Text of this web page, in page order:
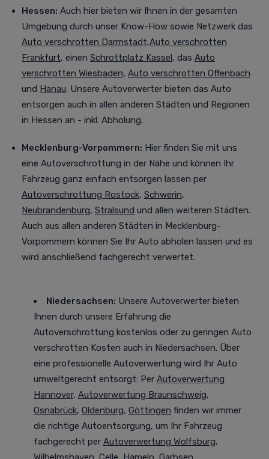
Hessen: Auch hier bieten wir Ihnen in der gesamten
Umgebung durch unser Know-How sowie Netzwerk das
Auto verschrotten Darmstadt,Auto verschrotten
Frankfurt, einen Schrottplatz Kassel, das Auto
verschrotten Wiesbaden, Auto verschrotten Offenbach
und Hanau. Unsere Autoverwerter bieten das Auto
entsorgen auch in allen anderen Städten und Regionen
in Hessen an - inkl. Abholung.
Mecklenburg-Vorpommern: Hier finden Sie mit uns
eine Autoverschrottung in der Nähe und können Ihr
Fahrzeug ganz einfach entsorgen lassen per
Autoverschrottung Rostock, Schwerin,
Neubrandenburg, Stralsund und allen weiteren Städten.
Auch aus allen anderen Städten in Mecklenburg-
Vorpommern können Sie Ihr Auto abholen lassen und es
wird anschließend fachgerecht verwertet.
Niedersachsen: Unsere Autoverwerter bieten
Ihnen durch unsere Erfahrung die
Autoverschrottung kostenlos oder zu geringen Auto
verschrotten Kosten auch in Niedersachsen. Über
eine professionelle Autoverwertung wird Ihr Auto
umweltgerecht entsorgt: Per Autoverwertung
Hannover, Autoverwertung Braunschweig,
Osnabrück, Oldenburg, Göttingen finden wir immer
die richtige Autoentsorgung, um Ihr Fahrzeug
fachgerecht per Autoverwertung Wolfsburg,